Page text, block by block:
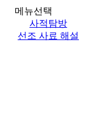
메뉴선택
사적탐방
선조 사료 해설